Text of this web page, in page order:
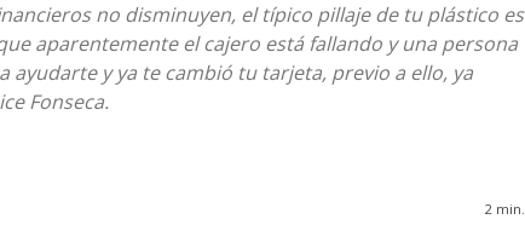
no disminuyen, el típico pillaje de tu plástico es
aparentemente el cajero está fallando y una persona
ayudarte y ya te cambió tu tarjeta, previo a ello, ya
Fonseca.
2 min.